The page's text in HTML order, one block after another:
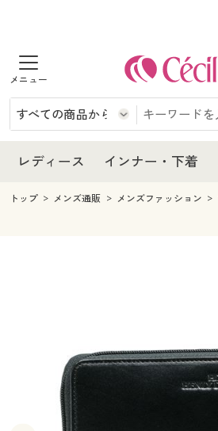
商品を探す
レディース
レディースファッション
インナー・下着
インナー・下着通販すべて
メンズ
キッチン・雑貨・日用品
家具・収納
寝具・ベッド
美容・健康通販すべて
美容・健康・サプリメント
制服・スクール
制服・スクールすべて
大きいサイズ
レディース インナー・下着
レディース
レディース通販すべて
レディースファッション
インナー・下着
インナー・下着通販すべて
メンズ
寝具・ベッド
カーテン・ラグ・ファブリック
美容・健康・サプリメント
制服・スクールすべて
制服・学生服
大きいサイズ
大きいサイズ通販すべて
バーゲン
トップ メンズ通販 メンズファッション